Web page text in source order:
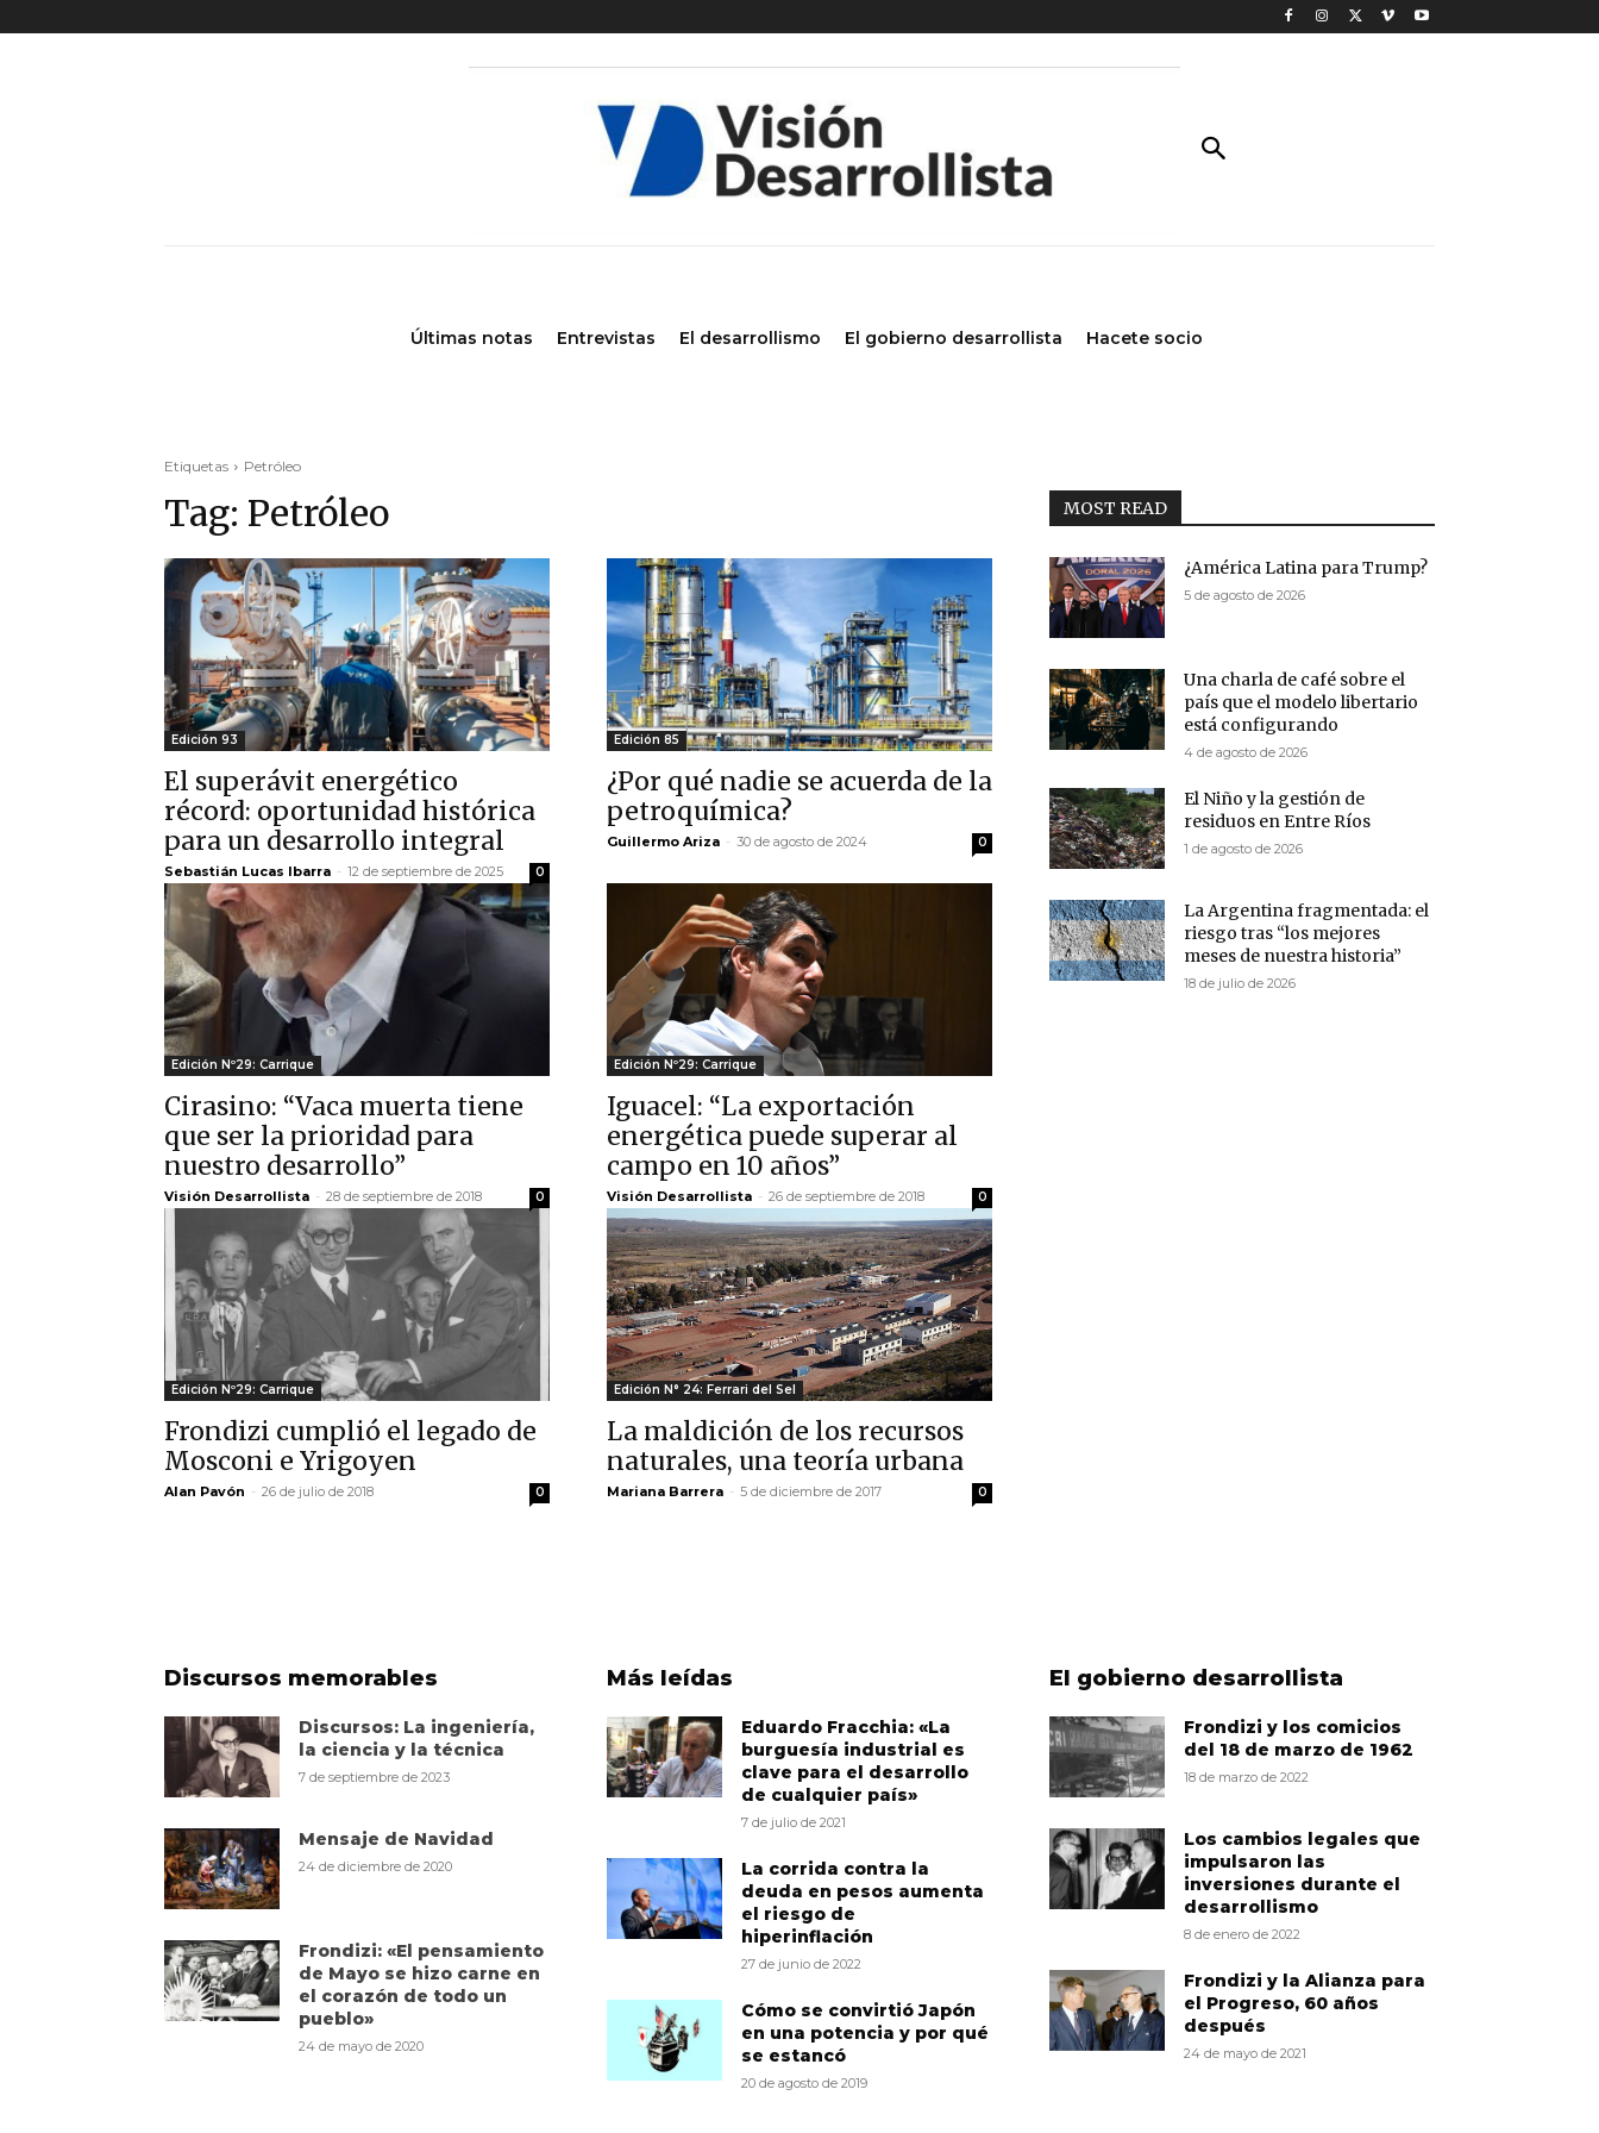
Últimas notas Entrevistas El desarrollismo El gobierno desarrollista Hacete socio
Etiquetas Petróleo
Tag: Petróleo
Edición 93
El superávit energético
récord: oportunidad histórica
para un desarrollo integral
Sebastián Lucas Ibarra - 12 de septiembre de 2025 0
Edición 85
¿Por qué nadie se acuerda de la
petroquímica?
Guillermo Ariza - 30 de agosto de 2024 0
Edición Nº29: Carrique
Cirasino: “Vaca muerta tiene
que ser la prioridad para
nuestro desarrollo”
Visión Desarrollista - 28 de septiembre de 2018 0
Edición Nº29: Carrique
Iguacel: “La exportación
energética puede superar al
campo en 10 años”
Visión Desarrollista - 26 de septiembre de 2018 0
Edición Nº29: Carrique
Frondizi cumplió el legado de
Mosconi e Yrigoyen
Alan Pavón - 26 de julio de 2018 0
Edición N° 24: Ferrari del Sel
La maldición de los recursos
naturales, una teoría urbana
Mariana Barrera - 5 de diciembre de 2017 0
MOST READ
¿América Latina para Trump?
5 de agosto de 2026
Una charla de café sobre el
país que el modelo libertario
está configurando
4 de agosto de 2026
El Niño y la gestión de
residuos en Entre Ríos
1 de agosto de 2026
La Argentina fragmentada: el
riesgo tras “los mejores
meses de nuestra historia”
18 de julio de 2026
Discursos memorables
Discursos: La ingeniería,
la ciencia y la técnica
7 de septiembre de 2023
Mensaje de Navidad
24 de diciembre de 2020
Frondizi: «El pensamiento
de Mayo se hizo carne en
el corazón de todo un
pueblo»
24 de mayo de 2020
Más leídas
Eduardo Fracchia: «La
burguesía industrial es
clave para el desarrollo
de cualquier país»
7 de julio de 2021
La corrida contra la
deuda en pesos aumenta
el riesgo de
hiperinflación
27 de junio de 2022
Cómo se convirtió Japón
en una potencia y por qué
se estancó
20 de agosto de 2019
El gobierno desarrollista
Frondizi y los comicios
del 18 de marzo de 1962
18 de marzo de 2022
Los cambios legales que
impulsaron las
inversiones durante el
desarrollismo
8 de enero de 2022
Frondizi y la Alianza para
el Progreso, 60 años
después
24 de mayo de 2021